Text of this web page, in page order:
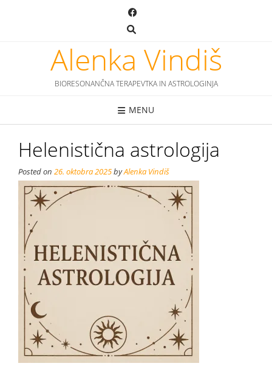
Alenka Vindiš
BIORESONANČNA TERAPEVTKA IN ASTROLOGINJA
MENU
Helenistična astrologija
Posted on 26. oktobra 2025byAlenka Vindiš